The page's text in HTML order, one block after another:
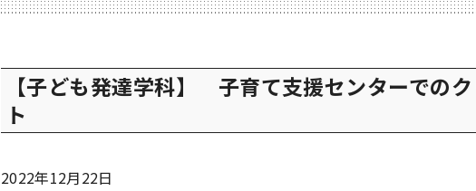
【子ども発達学科】 子育て支援センターでの
ト
2022年12月22日